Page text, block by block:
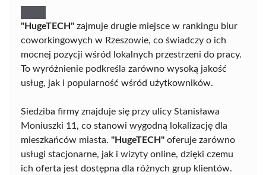
"HugeTECH" zajmuje drugie miejsce w rankingu biur
coworkingowych w Rzeszowie, co świadczy o ich
mocnej pozycji wśród lokalnych przestrzeni do pracy.
To wyróżnienie podkreśla zarówno wysoką jakość
usług, jak i popularność wśród użytkowników.
Siedziba firmy znajduje się przy ulicy Stanisława
Moniuszki 11, co stanowi wygodną lokalizację dla
mieszkańców miasta. "HugeTECH" oferuje zarówno
usługi stacjonarne, jak i wizyty online, dzięki czemu
ich oferta jest dostępna dla różnych grup klientów.